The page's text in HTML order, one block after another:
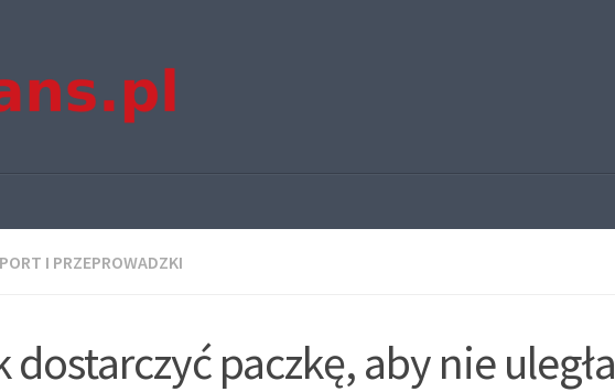
I PRZEPROWADZKI
dostarczyć paczkę, aby nie uległa